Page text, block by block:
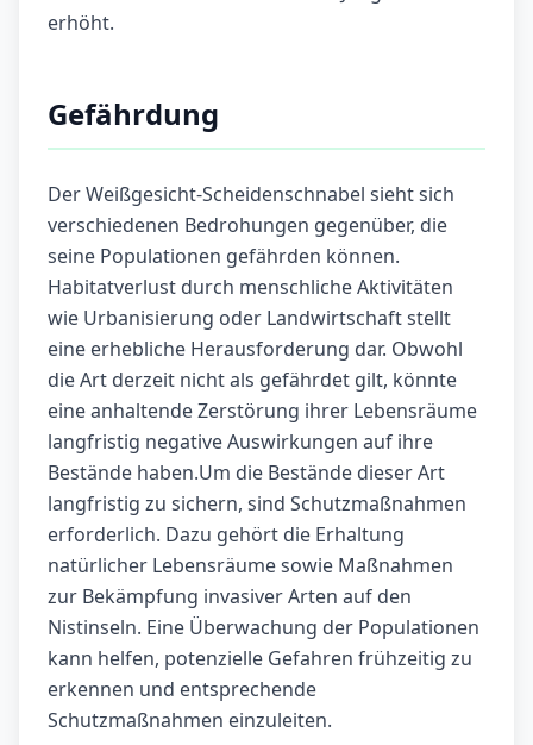
erhöht.
Gefährdung
Der Weißgesicht-Scheidenschnabel sieht sich
verschiedenen Bedrohungen gegenüber, die
seine Populationen gefährden können.
Habitatverlust durch menschliche Aktivitäten
wie Urbanisierung oder Landwirtschaft stellt
eine erhebliche Herausforderung dar. Obwohl
die Art derzeit nicht als gefährdet gilt, könnte
eine anhaltende Zerstörung ihrer Lebensräume
langfristig negative Auswirkungen auf ihre
Bestände haben.Um die Bestände dieser Art
langfristig zu sichern, sind Schutzmaßnahmen
erforderlich. Dazu gehört die Erhaltung
natürlicher Lebensräume sowie Maßnahmen
zur Bekämpfung invasiver Arten auf den
Nistinseln. Eine Überwachung der Populationen
kann helfen, potenzielle Gefahren frühzeitig zu
erkennen und entsprechende
Schutzmaßnahmen einzuleiten.